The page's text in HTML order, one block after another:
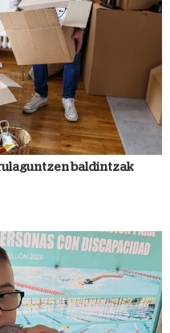
baldintzak